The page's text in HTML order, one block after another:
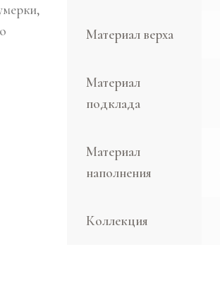
Материал верха
Материал
подклада
Материал
наполнения
Коллекция